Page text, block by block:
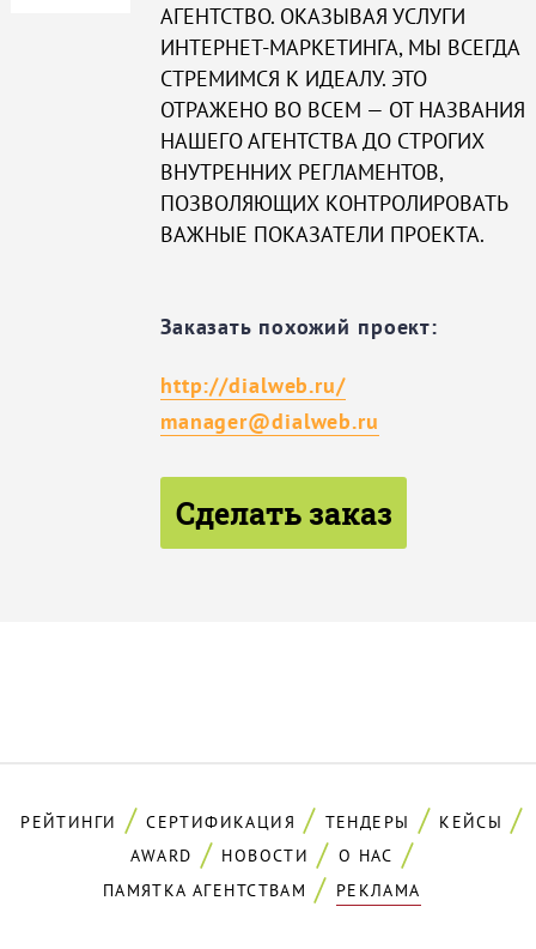
АГЕНТСТВО. ОКАЗЫВАЯ УСЛУГИ
ИНТЕРНЕТ-МАРКЕТИНГА, МЫ ВСЕГДА
СТРЕМИМСЯ К ИДЕАЛУ. ЭТО
ОТРАЖЕНО ВО ВСЕМ — ОТ НАЗВАНИЯ
НАШЕГО АГЕНТСТВА ДО СТРОГИХ
ВНУТРЕННИХ РЕГЛАМЕНТОВ,
ПОЗВОЛЯЮЩИХ КОНТРОЛИРОВАТЬ
ВАЖНЫЕ ПОКАЗАТЕЛИ ПРОЕКТА.
Заказать похожий проект:
http://dialweb.ru/
manager@dialweb.ru
Сделать заказ
РЕЙТИНГИ СЕРТИФИКАЦИЯ ТЕНДЕРЫ
КЕЙСЫ
AWARD
НОВОСТИ
О НАС
ПАМЯТКА АГЕНТСТВАМ
РЕКЛАМА